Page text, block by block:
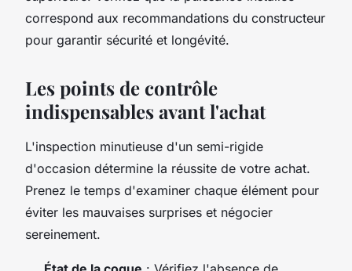
correspond aux recommandations du constructeur
pour garantir sécurité et longévité.
Les points de contrôle
indispensables avant l'achat
L'inspection minutieuse d'un semi-rigide
d'occasion détermine la réussite de votre achat.
Prenez le temps d'examiner chaque élément pour
éviter les mauvaises surprises et négocier
sereinement.